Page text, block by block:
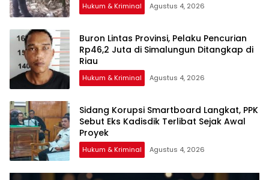
Hukum & Kriminal Agustus 4, 2026
Buron Lintas Provinsi, Pelaku Pencurian
Rp46,2 Juta di Simalungun Ditangkap di
Riau
Hukum & Kriminal Agustus 4, 2026
Sidang Korupsi Smartboard Langkat, PPK
Sebut Eks Kadisdik Terlibat Sejak Awal
Proyek
Hukum & Kriminal Agustus 4, 2026